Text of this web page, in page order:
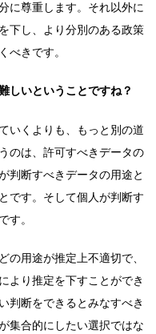
に尊重します。それ以外に
下し、より分別のある政策
べきです。
いということですね？
いくよりも、もっと別の道
のは、許可すべきデータの
判断すべきデータの用途と
です。そして個人が判断す
す。
の用途が推定上不適切で、
より推定を下すことができ
判断をできるとみなすべき
集合的にしたい選択ではな